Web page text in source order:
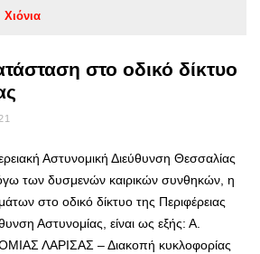
Χιόνια
στο οδικό δίκτυο
Αστυνομική Διεύθυνση Θεσσαλίας
των δυσμενών καιρικών συνθηκών, η
στο οδικό δίκτυο της Περιφέρειας
Αστυνομίας, είναι ως εξής: Α.
ΛΑΡΙΣΑΣ – Διακοπή κυκλοφορίας